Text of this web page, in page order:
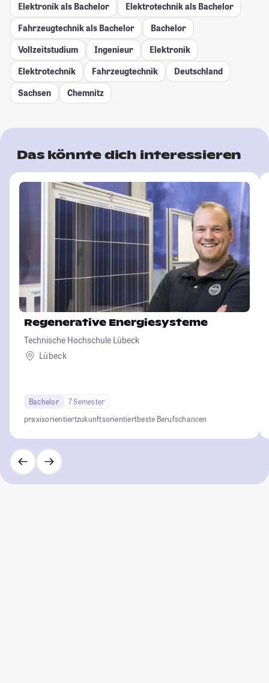
Elektronik als Bachelor
Elektrotechnik als Bachelor
Fahrzeugtechnik als Bachelor
Bachelor
Vollzeitstudium
Ingenieur
Elektronik
Elektrotechnik
Fahrzeugtechnik
Deutschland
Sachsen
Chemnitz
Das könnte dich interessieren
Regenerative Energiesysteme
Technische Hochschule Lübeck
Lübeck
Bachelor
7 Semester
praxisorientiertzukunftsorientiertbeste Berufschancen